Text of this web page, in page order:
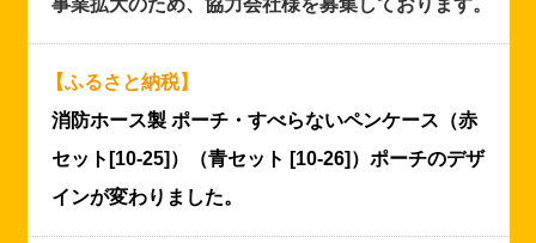
【ふるさと納税】
消防ホース製 ポーチ・すべらないペンケース（赤
セット[10-25]）（青セット [10-26]）ポーチのデザ
インが変わりました。